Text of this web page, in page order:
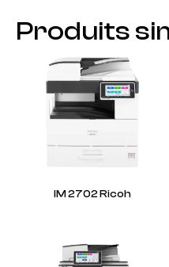
Produits
IM 2702 Ricoh